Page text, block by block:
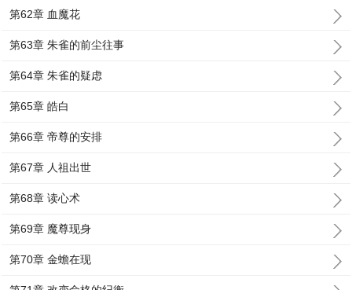
第62章 血魔花
第63章 朱雀的前尘往事
第64章 朱雀的疑虑
第65章 皓白
第66章 帝尊的安排
第67章 人祖出世
第68章 读心术
第69章 魔尊现身
第70章 金蟾在现